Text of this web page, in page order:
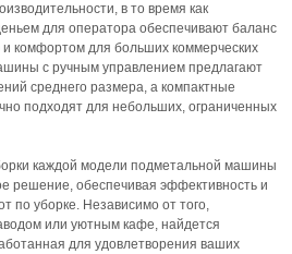
в то время как
для оператора обеспечивают баланс
комфортом для больших коммерческих
с ручным управлением предлагают
среднего размера, а компактные
подходят для небольших, ограниченных
каждой модели подметальной машины
решение, обеспечивая эффективность и
по уборке. Независимо от того,
или уютным кафе, найдется
для удовлетворения ваших